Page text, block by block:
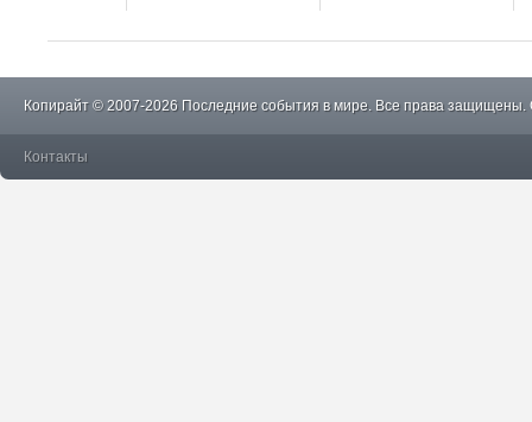
Копирайт © 2007-2026 Последние события в мире. Все права защищены.
Контакты